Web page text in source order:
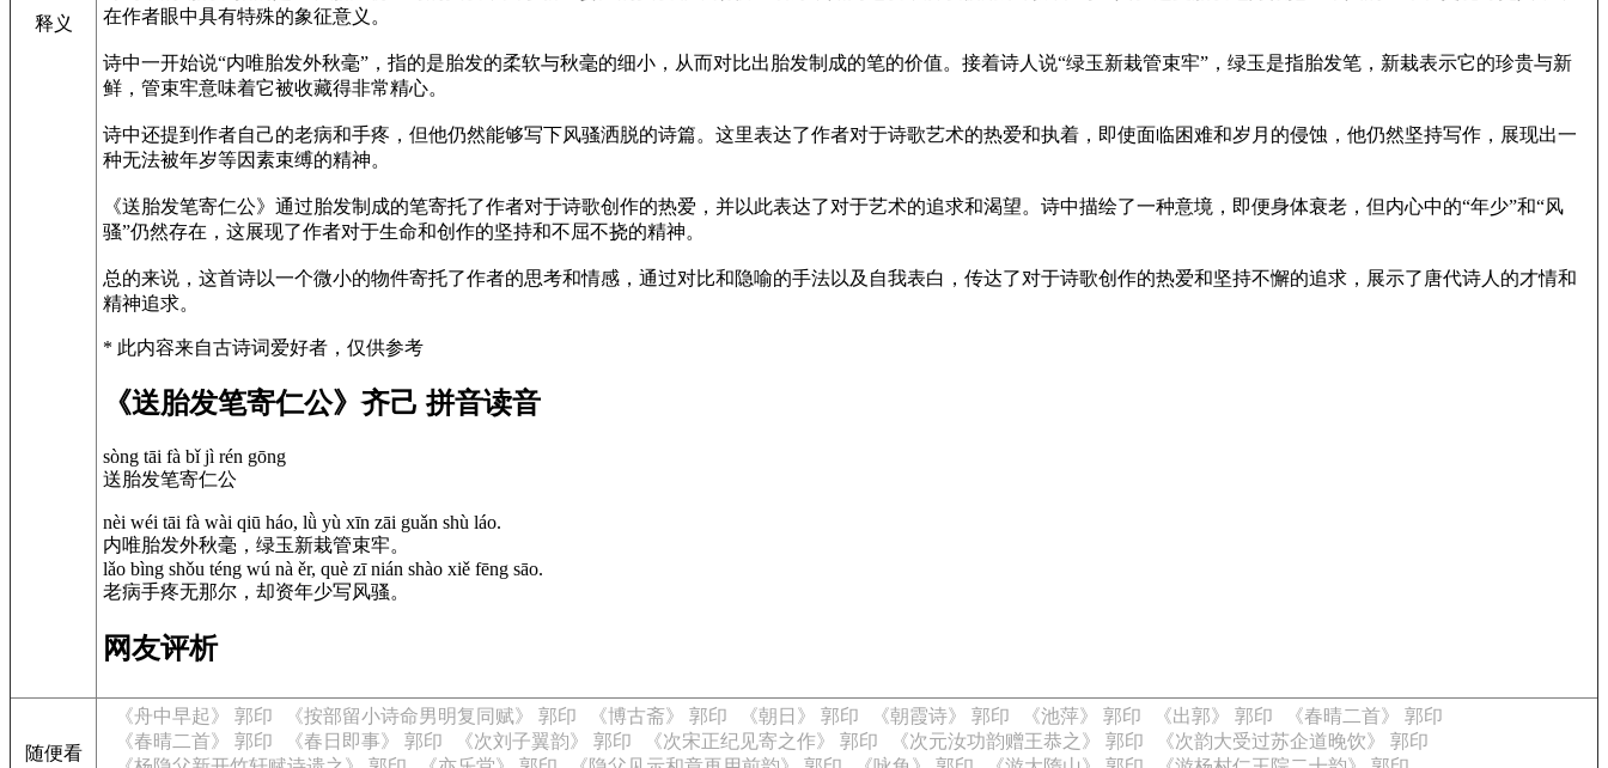
释义
在作者眼中具有特殊的象征意义。
诗中一开始说“内唯胎发外秋毫”，指的是胎发的柔软与秋毫的细小，从而对比出胎发制成的笔的价值。接着诗人说“绿玉新栽管束牢”，绿玉是指胎发笔，新栽表示它的珍贵与新
鲜，管束牢意味着它被收藏得非常精心。
诗中还提到作者自己的老病和手疼，但他仍然能够写下风骚洒脱的诗篇。这里表达了作者对于诗歌艺术的热爱和执着，即使面临困难和岁月的侵蚀，他仍然坚持写作，展现出一
种无法被年岁等因素束缚的精神。
《送胎发笔寄仁公》通过胎发制成的笔寄托了作者对于诗歌创作的热爱，并以此表达了对于艺术的追求和渴望。诗中描绘了一种意境，即便身体衰老，但内心中的“年少”和“风
骚”仍然存在，这展现了作者对于生命和创作的坚持和不屈不挠的精神。
总的来说，这首诗以一个微小的物件寄托了作者的思考和情感，通过对比和隐喻的手法以及自我表白，传达了对于诗歌创作的热爱和坚持不懈的追求，展示了唐代诗人的才情和
精神追求。
* 此内容来自古诗词爱好者，仅供参考
《送胎发笔寄仁公》齐己 拼音读音
sòng tāi fà bǐ jì rén gōng
送胎发笔寄仁公
nèi wéi tāi fà wài qiū háo, lǜ yù xīn zāi guǎn shù láo.
内唯胎发外秋毫，绿玉新栽管束牢。
lǎo bìng shǒu téng wú nà ěr, què zī nián shào xiě fēng sāo.
老病手疼无那尔，却资年少写风骚。
网友评析
随便看
《舟中早起》 郭印 《按部留小诗命男明复同赋》 郭印 《博古斋》 郭印 《朝日》 郭印 《朝霞诗》 郭印 《池萍》 郭印 《出郭》 郭印
《春晴二首》 郭印
《春晴二首》 郭印
《春日即事》 郭印 《次刘子翼韵》 郭印 《次宋正纪见寄之作》 郭印 《次元汝功韵赠王恭之》 郭印
《次韵大受过苏企道晚饮》 郭印